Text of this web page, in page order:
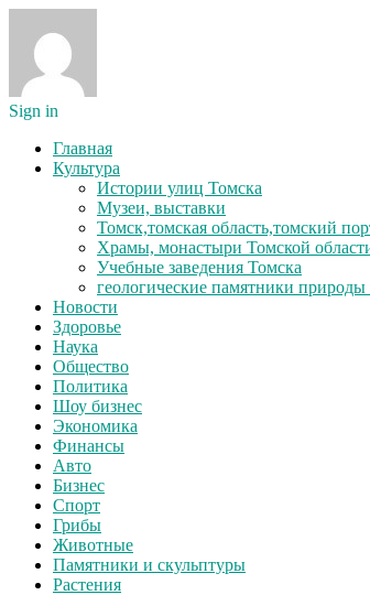
Sign in
Главная
Культура
Истории улиц Томска
Музеи, выставки
Томск,томская область,томский
Храмы, монастыри Томской
Учебные заведения Томска
геологические памятники природы
Новости
Здоровье
Наука
Общество
Политика
Шоу бизнес
Экономика
Финансы
Авто
Бизнес
Спорт
Грибы
Животные
Памятники и скульптуры
Растения